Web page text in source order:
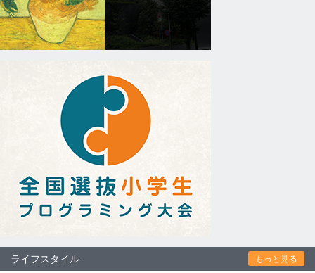
ライフスタイル もっと見る